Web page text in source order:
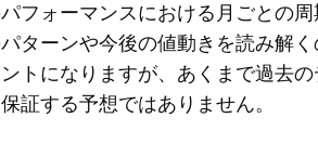
フォーマンスにおける月ごとの周
ターンや今後の値動きを読み解
トになりますが、あくまで過去
証する予想ではありません。